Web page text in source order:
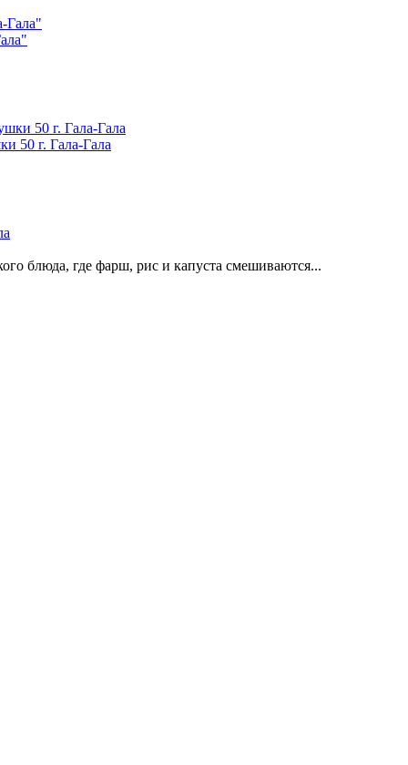
50 г. Гала-Гала
блюда, где фарш, рис и капуста смешиваются...